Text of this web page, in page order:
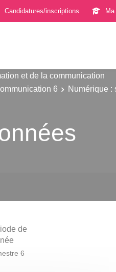
Candidatures/inscriptions Ma
et de la communication
6 Numérique :
de
6